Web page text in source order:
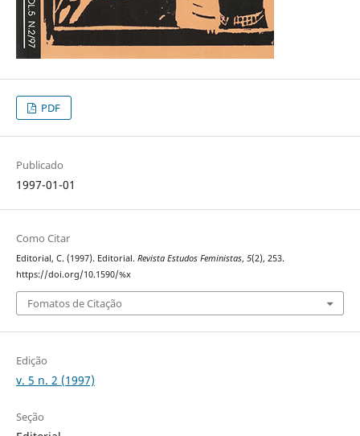
PDF
Publicado
1997-01-01
Como Citar
Editorial, C. (1997). Editorial. Revista Estudos Feministas, 5(2), 253.
https://doi.org/10.1590/%x
Fomatos de Citação
Edição
v. 5 n. 2 (1997)
Seção